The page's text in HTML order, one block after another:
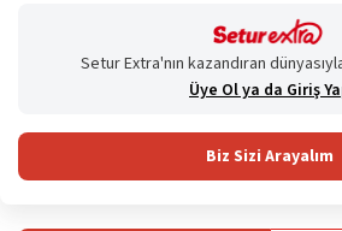
Setur Extra'nın kazandıran
Üye Ol ya da Giriş
Biz Sizi Arayalım